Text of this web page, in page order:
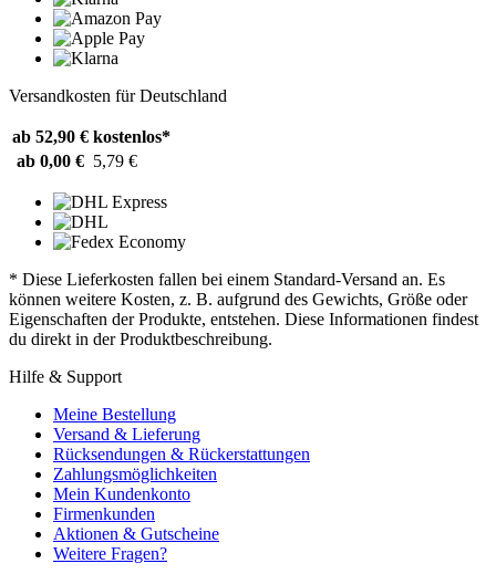
Versandkosten für Deutschland
ab 52,90 € kostenlos*
ab 0,00 € 5,79 €
* Diese Lieferkosten fallen bei einem Standard-Versand an. Es
können weitere Kosten, z. B. aufgrund des Gewichts, Größe oder
Eigenschaften der Produkte, entstehen. Diese Informationen findest
du direkt in der Produktbeschreibung.
Hilfe & Support
Meine Bestellung
Versand & Lieferung
Rücksendungen & Rückerstattungen
Zahlungsmöglichkeiten
Mein Kundenkonto
Firmenkunden
Aktionen & Gutscheine
Weitere Fragen?